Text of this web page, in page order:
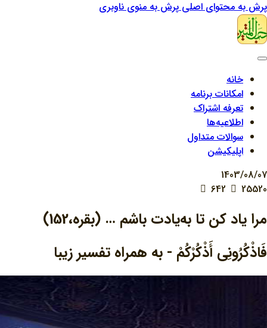
پرش به محتوای اصلیپرش به منوی ناوبری
خانه
امکانات برنامه
تعرفه اشتراک
اطلاعیه‌ها
سوالات متداول
اپلیکیشن
1403/08/07
25520
مرا یاد کن تا به‌یادت باشم … (بقره،152)
فَاذْكُرُونِي أَذْكُرْكُمْ - به همراه تفسیر زیبا